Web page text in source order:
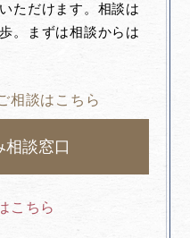
ただけます。相談は
。まずは相談からは
相談はこちら
相談窓口
こちら